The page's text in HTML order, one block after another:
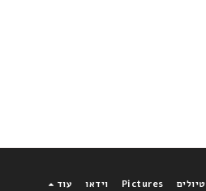
טיולים Pictures וידאו עוד